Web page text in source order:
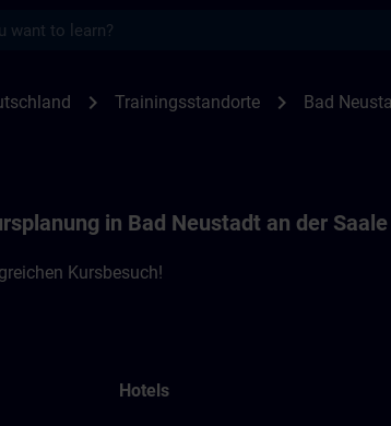
chevron_right Trainingsstandorte chevron_right Bad
in Bad Neustadt an der Saale
Kursbesuch!
Hotels